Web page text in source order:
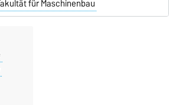
für Maschinenbau